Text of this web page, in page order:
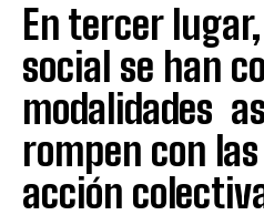
En tercer
social se han
modalidades
rompen con
acción